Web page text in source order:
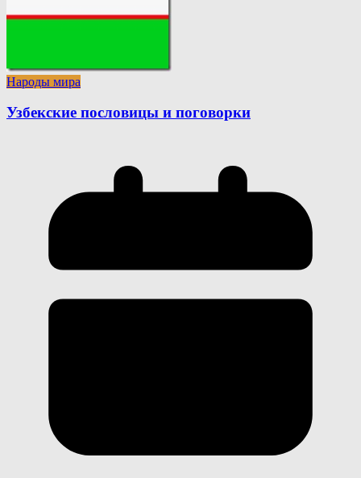
Народы мира
Узбекские пословицы и поговорки